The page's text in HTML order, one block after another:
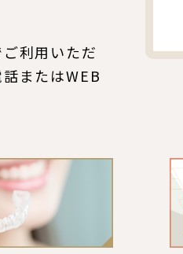
利用いただ
またはWEB